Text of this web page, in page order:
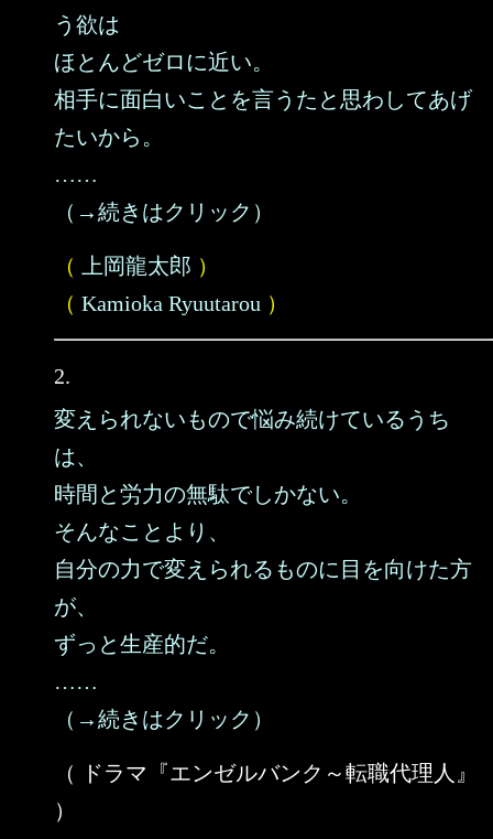
う欲は
ほとんどゼロに近い。
相手に面白いことを言うたと思わしてあげ
たいから。
……
（→続きはクリック）
（ 上岡龍太郎 ）
（ Kamioka Ryuutarou ）
2.
変えられないもので悩み続けているうち
は、
時間と労力の無駄でしかない。
そんなことより、
自分の力で変えられるものに目を向けた方
が、
ずっと生産的だ。
……
（→続きはクリック）
（ ドラマ『エンゼルバンク～転職代理人』
）